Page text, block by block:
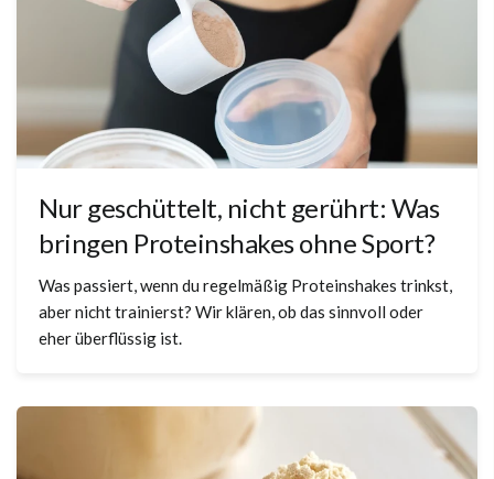
Nur geschüttelt, nicht gerührt: Was
bringen Proteinshakes ohne Sport?
Was passiert, wenn du regelmäßig Proteinshakes trinkst,
aber nicht trainierst? Wir klären, ob das sinnvoll oder
eher überflüssig ist.